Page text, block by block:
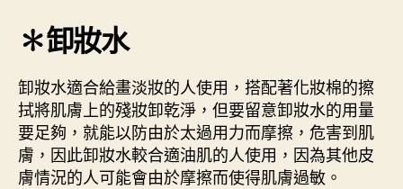
✽卸妝水
卸妝水適合給畫淡妝的人使用，搭配著化妝棉的擦
拭將肌膚上的殘妝卸乾淨，但要留意卸妝水的用量
要足夠，就能以防由於太過用力而摩擦，危害到肌
膚，因此卸妝水較合適油肌的人使用，因為其他皮
膚情況的人可能會由於摩擦而使得肌膚過敏。